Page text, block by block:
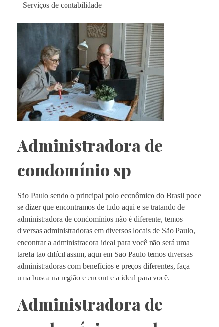
– Serviços de contabilidade
Administradora de
condomínio sp
São Paulo sendo o principal polo econômico do Brasil pode
se dizer que encontramos de tudo aqui e se tratando de
administradora de condomínios não é diferente, temos
diversas administradoras em diversos locais de São Paulo,
encontrar a administradora ideal para você não será uma
tarefa tão difícil assim, aqui em São Paulo temos diversas
administradoras com benefícios e preços diferentes, faça
uma busca na região e encontre a ideal para você.
Administradora de